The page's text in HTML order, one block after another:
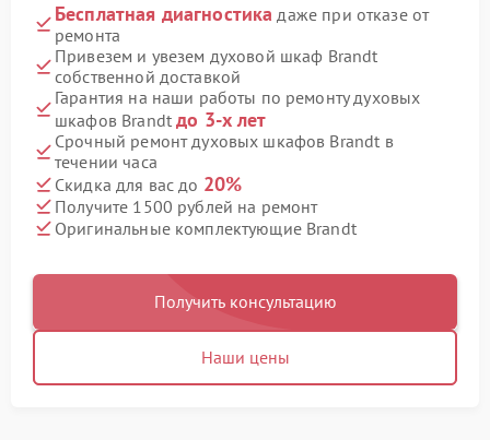
Бесплатная диагностика даже при отказе от
ремонта
Привезем и увезем духовой шкаф Brandt
собственной доставкой
Гарантия на наши работы по ремонту духовых
шкафов Brandtдо 3-х лет
Срочный ремонт духовых шкафов Brandt в
течении часа
Скидка для вас до 20%
Получите 1500 рублей на ремонт
Оригинальные комплектующие Brandt
Получить консультацию
Наши цены